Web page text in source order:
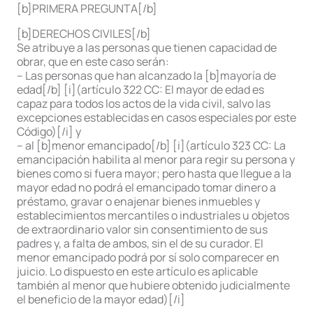
[b]PRIMERA PREGUNTA[/b]
[b]DERECHOS CIVILES[/b]
Se atribuye a las personas que tienen capacidad de
obrar, que en este caso serán:
– Las personas que han alcanzado la [b]mayoría de
edad[/b] [i](artículo 322 CC: El mayor de edad es
capaz para todos los actos de la vida civil, salvo las
excepciones establecidas en casos especiales por este
Código)[/i] y
– al [b]menor emancipado[/b] [i](artículo 323 CC: La
emancipación habilita al menor para regir su persona y
bienes como si fuera mayor; pero hasta que llegue a la
mayor edad no podrá el emancipado tomar dinero a
préstamo, gravar o enajenar bienes inmuebles y
establecimientos mercantiles o industriales u objetos
de extraordinario valor sin consentimiento de sus
padres y, a falta de ambos, sin el de su curador. El
menor emancipado podrá por sí solo comparecer en
juicio. Lo dispuesto en este artículo es aplicable
también al menor que hubiere obtenido judicialmente
el beneficio de la mayor edad)[/i]